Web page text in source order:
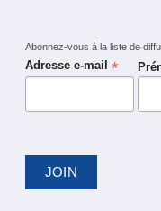
Abonnez-vous à la liste de
Adresse e-mail *